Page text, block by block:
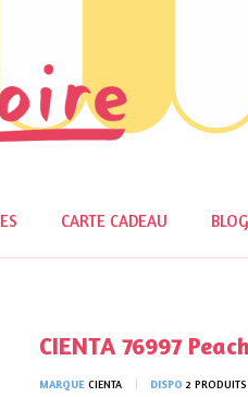
CARTE CADEAU BLOG
CIENTA 76997 Peach
MARQUE CIENTA DISPO 2 PRODUITS